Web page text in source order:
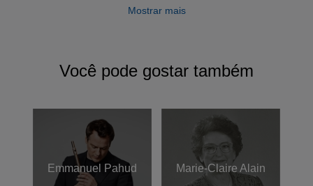
Mostrar mais
Você pode gostar também
Emmanuel Pahud Marie-Claire Alain